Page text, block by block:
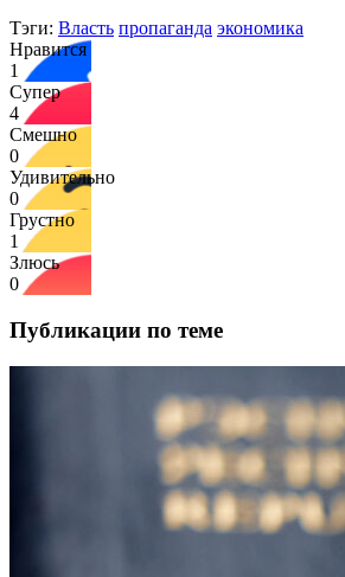
Тэги: Власть пропаганда экономика
Нравится
1
Супер
4
Смешно
0
Удивительно
0
Грустно
1
Злюсь
0
Публикации по теме